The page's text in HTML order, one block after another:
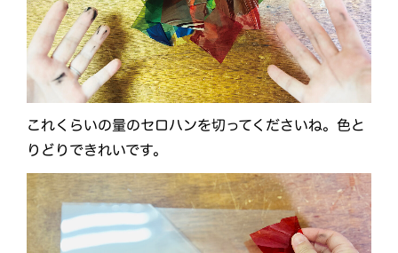
これくらいの量のセロハンを切ってくださいね。色と
りどりできれいです。